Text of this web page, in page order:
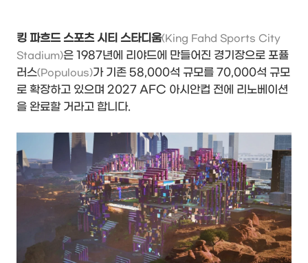
킹 파흐드 스포츠 시티 스타디움(King Fahd Sports City
Stadium)은 1987년에 리야드에 만들어진 경기장으로 포퓰
러스(Populous)가 기존 58,000석 규모를 70,000석 규모
로 확장하고 있으며 2027 AFC 아시안컵 전에 리노베이션
을 완료할 거라고 합니다.